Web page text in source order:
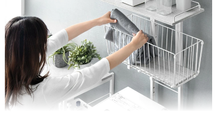
引っ越し先の脱衣所に収納ﾗｯｸ等を置けるｽﾍﾟｰｽが無い為､こち
らを購入しました！
まず購入時にｶﾗｰを間違えて注文してしまい連絡したところ､配
送前なので変更出来ますとすぐに対応していただきありがたか
ったです^^
お洒落ですごく気に入りました！
>>タンスのゲンが返信しました
この度はタンスのゲンをご利用いただき、誠にありがとう
ございます。